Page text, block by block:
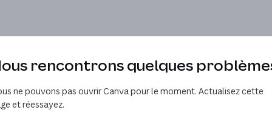
rencontrons quelques
ne pouvons pas ouvrir Canva pour le moment. Actualisez cette
et réessayez.